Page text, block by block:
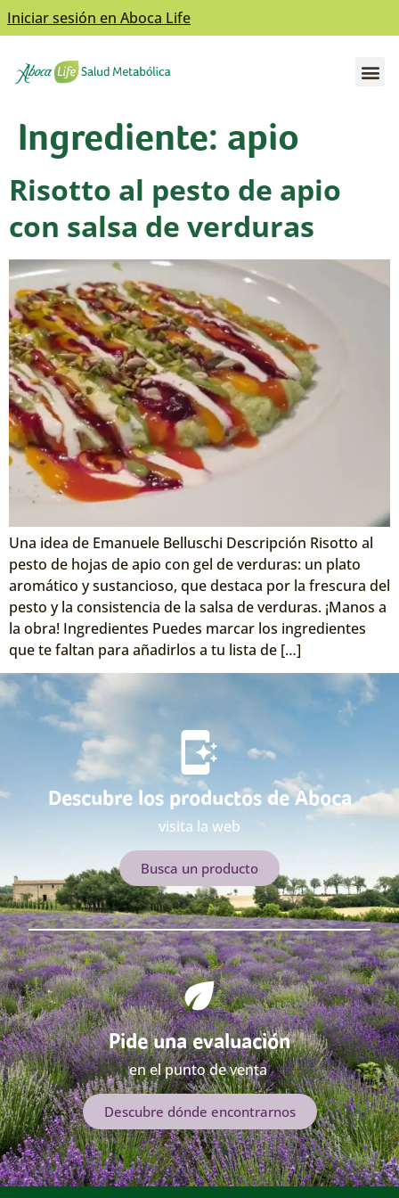
Iniciar sesión en Aboca Life
Ingrediente: apio
Risotto al pesto de apio
con salsa de verduras
Una idea de Emanuele Belluschi Descripción Risotto al
pesto de hojas de apio con gel de verduras: un plato
aromático y sustancioso, que destaca por la frescura del
pesto y la consistencia de la salsa de verduras. ¡Manos a
la obra! Ingredientes Puedes marcar los ingredientes
que te faltan para añadirlos a tu lista de […]
Descubre los productos de Aboca
visita la web
Busca un producto
Pide una evaluación
en el punto de venta
Descubre dónde encontrarnos